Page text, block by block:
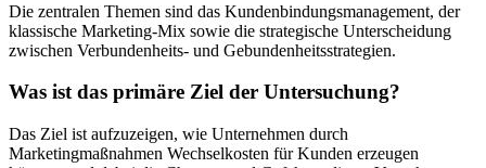
Die zentralen Themen sind das Kundenbindungsmanagement, der
klassische Marketing-Mix sowie die strategische Unterscheidung
zwischen Verbundenheits- und Gebundenheitsstrategien.
Was ist das primäre Ziel der Untersuchung?
Das Ziel ist aufzuzeigen, wie Unternehmen durch
Marketingmaßnahmen Wechselkosten für Kunden erzeugen